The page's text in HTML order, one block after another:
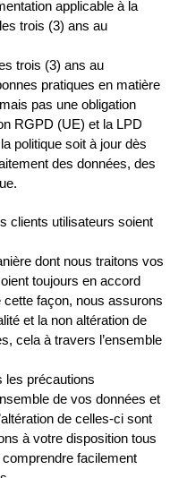
applicable à la
trois (3) ans au
trois (3) ans au
pratiques en matière
pas une obligation
RGPD (UE) et la LPD
politique soit à jour dès
des données, des
clients utilisateurs soient
dont nous traitons vos
toujours en accord
façon, nous assurons
et la non altération de
cela à travers l’ensemble
les précautions
de vos données et
de celles-ci sont
à votre disposition tous
facilement